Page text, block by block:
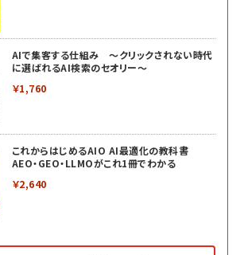
AIで集客する仕組み ～クリックされない時代
に選ばれるAI検索のセオリー～
￥1,760
これからはじめるAIO AI最適化の教科書
AEO・GEO・LLMOがこれ1冊でわかる
￥2,640